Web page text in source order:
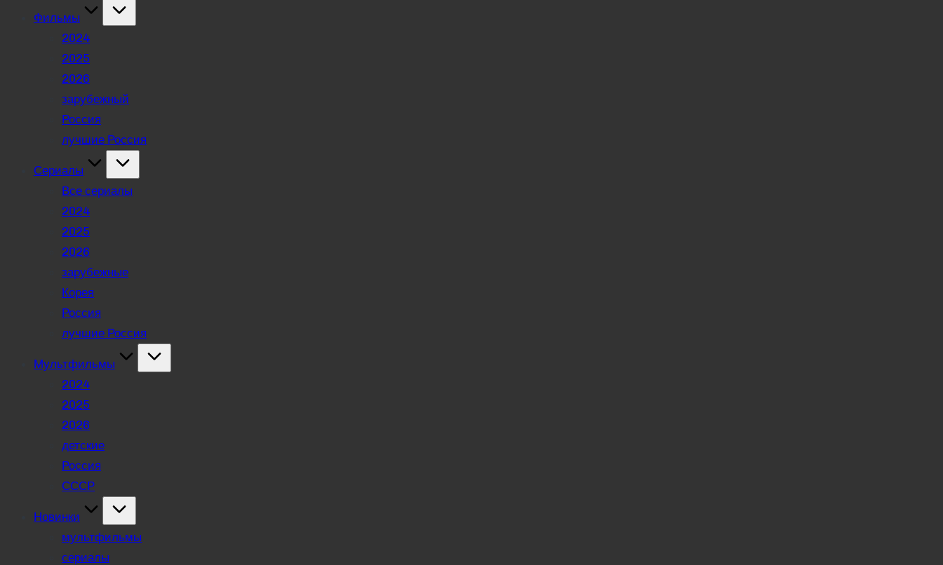
Фильмы
2024
2025
2026
зарубежный
Россия
лучшие Россия
Сериалы
Все сериалы
2024
2025
2026
зарубежные
Корея
Россия
лучшие Россия
Мультфильмы
2024
2025
2026
детские
Россия
СССР
Новинки
мультфильмы
сериалы